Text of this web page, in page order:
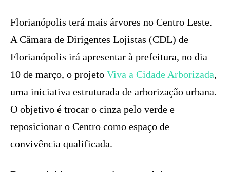
Florianópolis terá mais árvores no Centro Leste.
A Câmara de Dirigentes Lojistas (CDL) de
Florianópolis irá apresentar à prefeitura, no dia
10 de março, o projeto Viva a Cidade Arborizada,
uma iniciativa estruturada de arborização urbana.
O objetivo é trocar o cinza pelo verde e
reposicionar o Centro como espaço de
convivência qualificada.